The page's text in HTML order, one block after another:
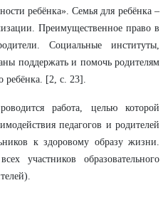
ребёнка». Семья для ребёнка –
Преимущественное право в
Социальные институты,
поддержать и помочь родителям
ребёнка. [2, с. 23].
работа, целью которой
педагогов и родителей
к здоровому образу жизни.
участников образовательного